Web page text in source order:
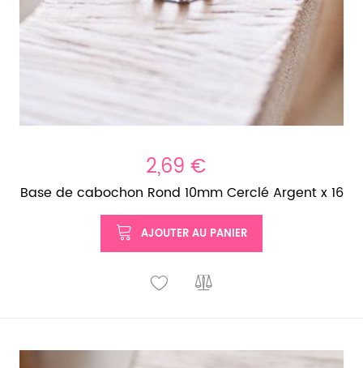
2,69 €
Base de cabochon Rond 10mm Cerclé Argent x 16
AJOUTER AU PANIER